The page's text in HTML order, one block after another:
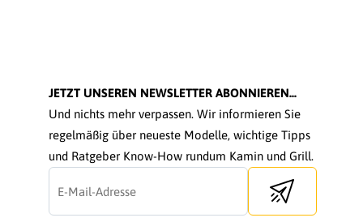
JETZT UNSEREN NEWSLETTER ABONNIEREN...
Und nichts mehr verpassen. Wir informieren Sie
regelmäßig über neueste Modelle, wichtige Tipps
und Ratgeber Know-How rundum Kamin und Grill.
Send newsletter